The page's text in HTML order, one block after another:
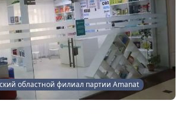
областной филиал партии Amanat